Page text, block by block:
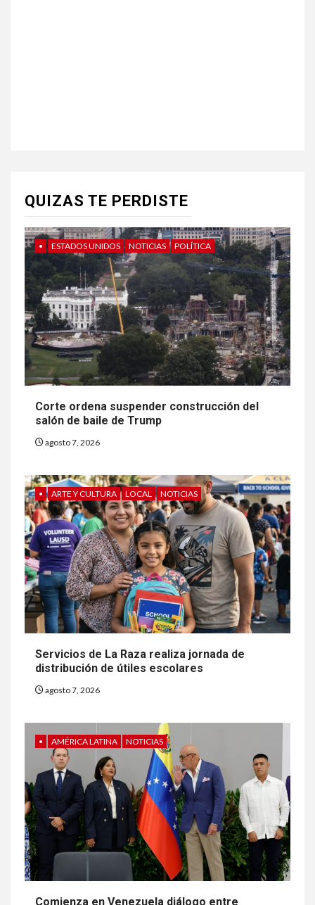
QUIZAS TE PERDISTE
• ESTADOS UNIDOS NOTICIAS POLÍTICA
Corte ordena suspender construcción del
salón de baile de Trump
agosto 7, 2026
• ARTE Y CULTURA LOCAL NOTICIAS
Servicios de La Raza realiza jornada de
distribución de útiles escolares
agosto 7, 2026
• AMÉRICA LATINA NOTICIAS
Comienza en Venezuela diálogo entre